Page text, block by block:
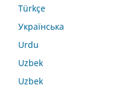
Türkçe
Українська
Urdu
Uzbek
Uzbek